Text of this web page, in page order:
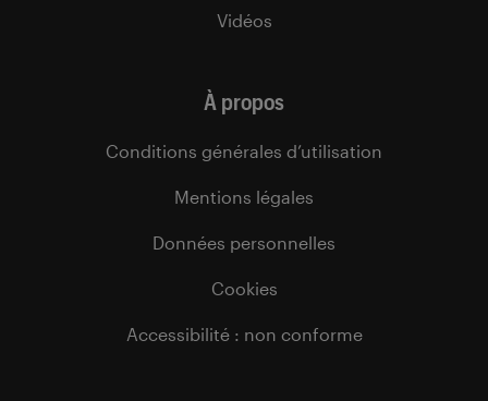
Vidéos
À propos
Conditions générales d’utilisation
Mentions légales
Données personnelles
Cookies
Accessibilité : non conforme